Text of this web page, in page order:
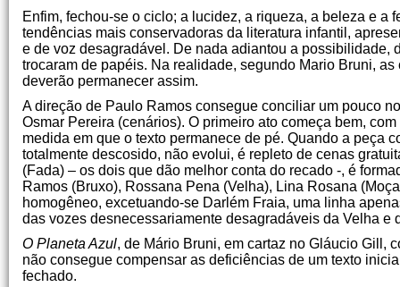
Enfim, fechou-se o ciclo; a lucidez, a riqueza, a beleza e
tendências mais conservadoras da literatura infantil,
e de voz desagradável. De nada adiantou a possibilidade,
trocaram de papéis. Na realidade, segundo Mario Bruni,
deverão permanecer assim.
A direção de Paulo Ramos consegue conciliar um pouco
Osmar Pereira (cenários). O primeiro ato começa bem,
medida em que o texto permanece de pé. Quando a peça
totalmente descosido, não evolui, é repleto de cenas
(Fada) – os dois que dão melhor conta do recado -, é
Ramos (Bruxo), Rossana Pena (Velha), Lina Rosana
homogêneo, excetuando-se Darlém Fraia, uma linha
das vozes desnecessariamente desagradáveis da Velha e
O Planeta Azul, de Mário Bruni, em cartaz no Gláucio Gill,
não consegue compensar as deficiências de um texto
fechado.